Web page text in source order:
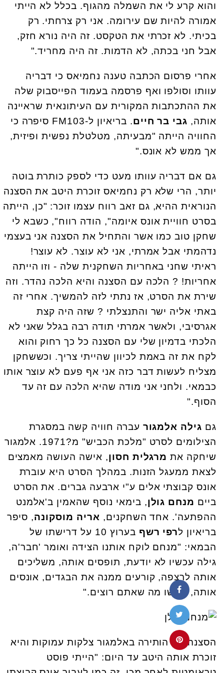
והוא קרע לי את השמלה מהגוף. בכלל לא הייתי
אמורה להיות שם עירומה. אני רק צרחתי. רק
בכיתי. לא זכרתי את הטקסט. זה היה נורא חזק,
אבל חני בכתה, לא הדמות. זה היה מחריד".
אחרי פרסום הכתבה טענה נחמיאס כי דבריה
עוותו וסולפו ואף פרסמה בעמוד הפייסבוק שלה
את ההתכתבות המקורית עם העיתונאית שראיינה
אותה, גבי בר חיים. בריאיון ל-FM103 סיפרה כי
החוויה הייתה "מבעיתה, מטלטלת נפשית ופיזית,
אך ממש לא אונס".
גם אם דבריה עוותו מעט כדי לספק כותרת בוטה
יותר, הרי שלא רק נחמיאס זוכרת היטב את הסצנה
הנוראית ההיא, גם זאב רווח עצמו זוכר: "כן, הייתה
בסרט חוויית אונס איומה", הודה רווח", כשבא לי
שחקן טוב כמו אשר והתחיל את הסצנה אני בעצמי
נדהמתי אבל אמרתי, אני לא עוצר. לא עוצר!
ראיתי שחני באחריות השחקנית שלה - וזו הייתה
אחריות! ? הלכה עם הסצנה והיא הלכה נהדר. וזה
שירת את הסרט, אז נתתי לזה להמשיך. אחרי זה
באתי אליה ישר והתנצלתי ? שזה היה קצת
אגרסיבי, ולאשר אמרתי תודה רבה בגלל שאני לא
הלכתי בדמיון שלי עם הסצנה כל כך רחוק והוא
לקח את זה באמת לכיוון שהייתי צריך. וכששחקן
מצליח לעשות דבר כזה אני אף פעם לא עוצר אותו
כבמאי. ולחני אני מודה שהיא הלכה עם זה עד
הסוף".
גם גילה אלמגור עברה חוויה קשה במסגרת
הצילומים לסרט "מלכת הכביש" מ?1971. אלמגור
שיחקה את מרגלית חסון, אישה העושה מאמצים
לצאת ממעגל הזנות. במהלך הסרט היא עוברת
אונס קבוצתי אלים ע"י ארבעה גברים. את הסרט
ביים מנחם גולן, בימאי נוסף שהאמין ב'אלמנט
ההפתעה'. אחד השחקנים, אריה מוסקונה, סיפר
בריאיון לרפי רשף
בערוץ 10 על דרישתו של
הבמאי: "מנחם לוקח אותנו הצידה ואומר 'חבר'ה,
גילה עכשיו לא יודעת, תופסים אותה, משליכים
אותה לרצפה, קורעים ממנה את הבגדים, אונסים
אותה, תעשו מה שאתם רוצים".
הסצנה הזו הותירה באלמגור צלקות עמוקות והיא
זוכרת אותה היטב עד היום: "הייתי פוסט